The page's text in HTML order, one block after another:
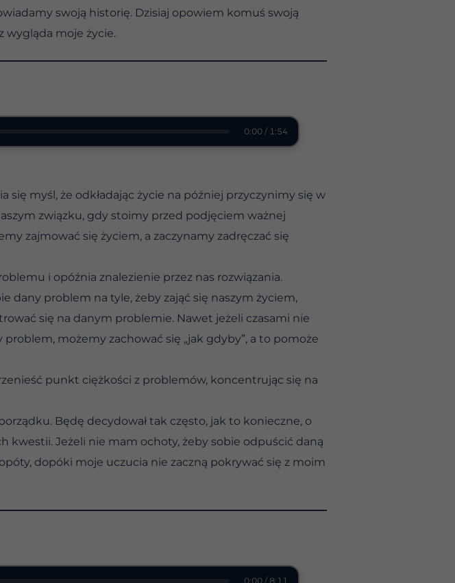
swoją historię. Dzisiaj opowiem komuś swoją
wygląda moje życie.
0:00 / 1:54
myśl, że odkładając życie na później przyczynimy się w
związku, gdy stoimy przed podjęciem ważnej
zajmować się życiem, a zaczynamy zadręczać się
i opóźnia znalezienie przez nas rozwiązania.
dany problem na tyle, żeby zająć się naszym życiem,
się na danym problemie. Nawet jeżeli czasami nie
możemy zachować się „jak gdyby”, a to pomoże
punkt ciężkości z problemów, koncentrując się na
Będę decydował tak często, jak to konieczne, o
Jeżeli nie mam ochoty, żeby sobie odpuścić daną
dopóki moje uczucia nie zaczną pokrywać się z moim
0:00 / 8:11